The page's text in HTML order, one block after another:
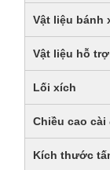
Vật liệu bánh
Vật liệu hỗ
Lối xích
Chiều cao cài
Kích thước